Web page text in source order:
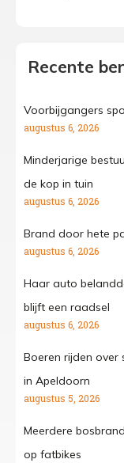
Recente
Voorbijgangers
augustus 6, 2026
Minderjarige
de kop in tuin
augustus 6, 2026
Brand door hete
augustus 6, 2026
Haar auto
blijft een raadsel
augustus 6, 2026
Boeren rijden over
in Apeldoorn
augustus 5, 2026
Meerdere
op fatbikes